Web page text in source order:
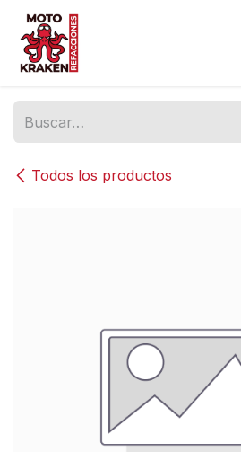
Ir al contenido
Todos los productos